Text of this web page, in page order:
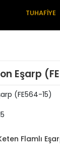
TUHAFİYE
Eşarp
(FE564-15)
Flamlı